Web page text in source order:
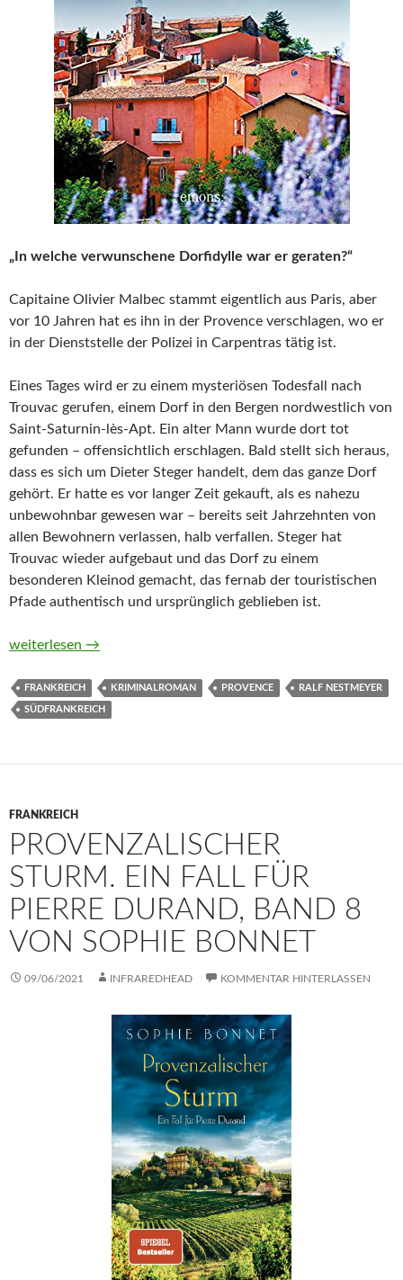
„In welche verwunschene Dorfidylle war er geraten?“
Capitaine Olivier Malbec stammt eigentlich aus Paris, aber
vor 10 Jahren hat es ihn in der Provence verschlagen, wo er
in der Dienststelle der Polizei in Carpentras tätig ist.
Eines Tages wird er zu einem mysteriösen Todesfall nach
Trouvac gerufen, einem Dorf in den Bergen nordwestlich von
Saint-Saturnin-lès-Apt. Ein alter Mann wurde dort tot
gefunden – offensichtlich erschlagen. Bald stellt sich heraus,
dass es sich um Dieter Steger handelt, dem das ganze Dorf
gehört. Er hatte es vor langer Zeit gekauft, als es nahezu
unbewohnbar gewesen war – bereits seit Jahrzehnten von
allen Bewohnern verlassen, halb verfallen. Steger hat
Trouvac wieder aufgebaut und das Dorf zu einem
besonderen Kleinod gemacht, das fernab der touristischen
Pfade authentisch und ursprünglich geblieben ist.
Späte Rache im Luberon von Ralf Nestmeyer
weiterlesen →
FRANKREICH KRIMINALROMAN PROVENCE RALF NESTMEYER
SÜDFRANKREICH
FRANKREICH
PROVENZALISCHER
STURM. EIN FALL FÜR
PIERRE DURAND, BAND 8
VON SOPHIE BONNET
09/06/2021 INFRAREDHEAD KOMMENTAR HINTERLASSEN